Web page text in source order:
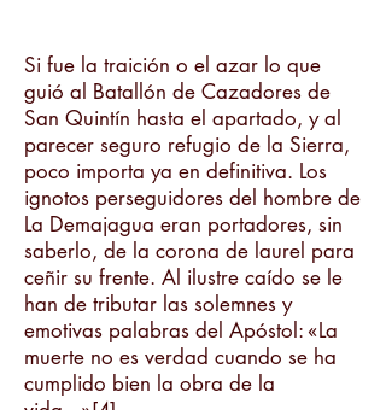
Si fue la traición o el azar lo que
guió al Batallón de Cazadores de
San Quintín hasta el apartado, y al
parecer seguro refugio de la Sierra,
poco importa ya en definitiva. Los
ignotos perseguidores del hombre de
La Demajagua eran portadores, sin
saberlo, de la corona de laurel para
ceñir su frente. Al ilustre caído se le
han de tributar las solemnes y
emotivas palabras del Apóstol: «La
muerte no es verdad cuando se ha
cumplido bien la obra de la